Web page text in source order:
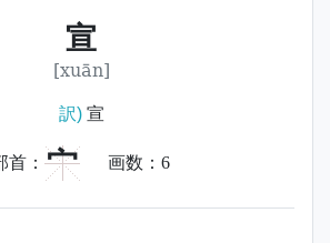
宣
[xuān]
訳)宣
首： 宀 画数： 6